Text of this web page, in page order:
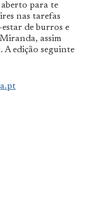
para te
nas tarefas
de burros e
assim
edição seguinte